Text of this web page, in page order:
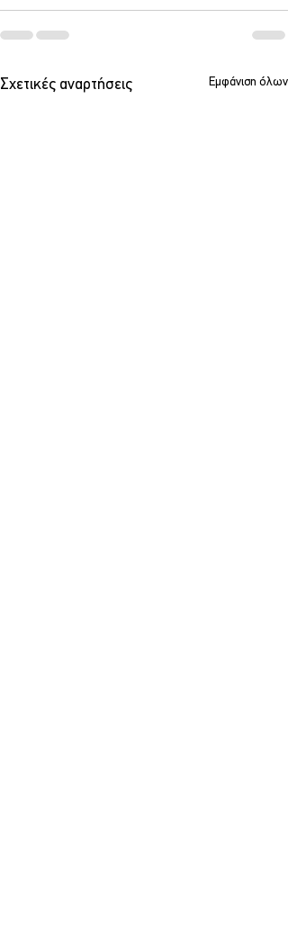
Σχετικές αναρτήσεις Εμφάνιση όλων